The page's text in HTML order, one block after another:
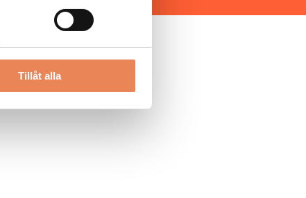
Tillåt alla